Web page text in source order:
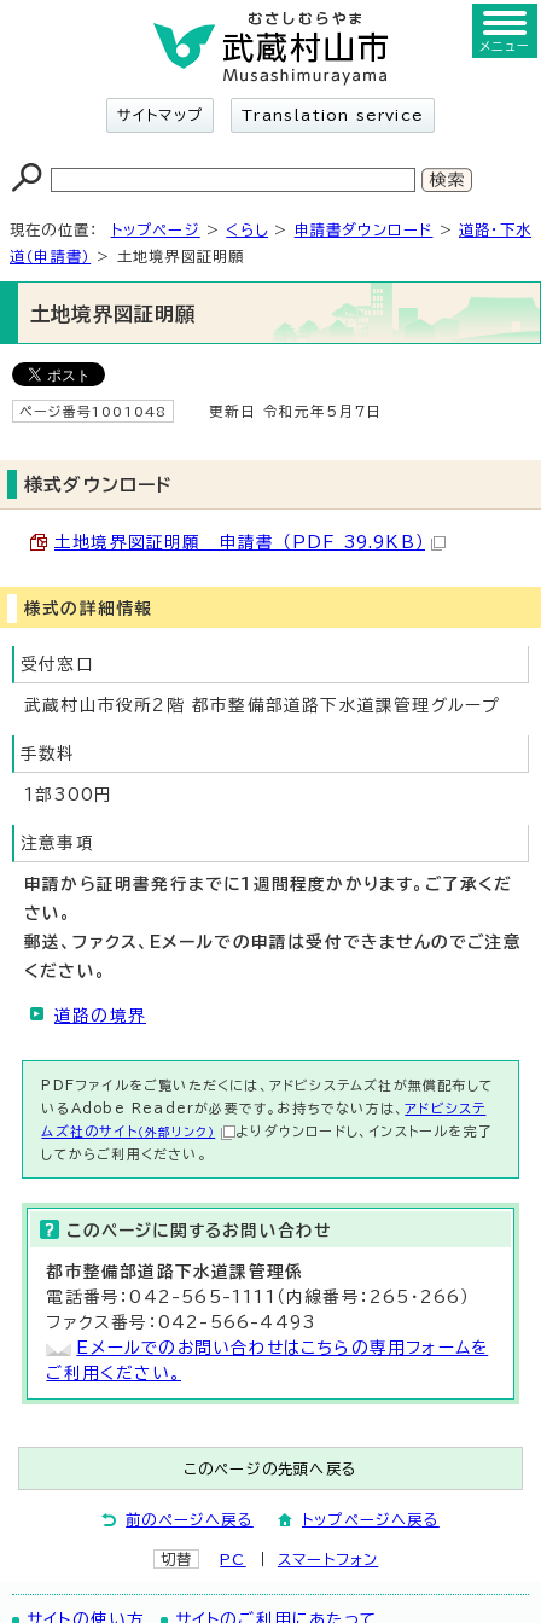
サイトマップ Translation service
メニュー
現在の位置： トップページ > くらし > 申請書ダウンロード >道路・下水
道（申請書）
> 土地境界図証明願
土地境界図証明願
ページ番号1001048 更新日 令和元年5月7日
様式ダウンロード
土地境界図証明願 申請書 （PDF 39.9KB）
様式の詳細情報
受付窓口
武蔵村山市役所2階 都市整備部道路下水道課管理グループ
手数料
1部300円
注意事項
申請から証明書発行までに1週間程度かかります。ご了承くだ
さい。
郵送、ファクス、Eメールでの申請は受付できませんのでご注意
ください。
道路の境界
PDFファイルをご覧いただくには、アドビシステムズ社が無償配布して
いるAdobe Readerが必要です。お持ちでない方は、アドビシステ
ムズ社のサイト （外部リンク）
よりダウンロードし、インストールを完了
してからご利用ください。
このページに関する お問い合わせ
都市整備部道路下水道課 管理係
電話番号：042-565-1111（内線番号：265・266）
ファクス番号：042-566-4493
Eメールでのお問い合わせはこちらの専用フォームを
ご利用ください。
このページの先頭へ戻る
前のページへ戻る トップページへ戻る
切替 PC スマートフォン
サイトの使い方 サイトのご利用にあたって